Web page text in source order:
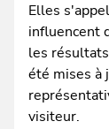
Elles
influencent
les
été mises à
visiteur.